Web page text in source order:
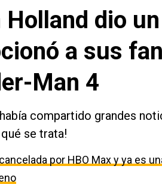
Holland dio
a sus
Man 4
compartido grandes
qué se trata!
por HBO Max y ya es